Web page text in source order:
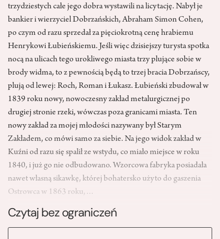
trzydziestych całe jego dobra wystawili na licytację. Nabył je
bankier i wierzyciel Dobrzańskich, Abraham Simon Cohen,
po czym od razu sprzedał za pięciokrotną cenę hrabiemu
Henrykowi Łubieńskiemu. Jeśli więc dzisiejszy turysta spotka
nocą na ulicach tego urokliwego miasta trzy plujące sobie w
brody widma, to z pewnością będą to trzej bracia Dobrzańscy,
plują od lewej: Roch, Roman i Łukasz. Łubieński zbudował w
1839 roku nowy, nowoczesny zakład metalurgicznej po
drugiej stronie rzeki, wówczas poza granicami miasta. Ten
nowy zakład za mojej młodości nazywany był Starym
Zakładem, co mówi samo za siebie. Na jego widok zakład w
Kuźni od razu się spalił ze wstydu, co miało miejsce w roku
1840, i już go nie odbudowano. Wzorcowa fabryka posiadała
nawet własną sikawkę, której bohatersko użyto do gaszenia
Ostrowca w 1863 roku,…
Czytaj bez ograniczeń